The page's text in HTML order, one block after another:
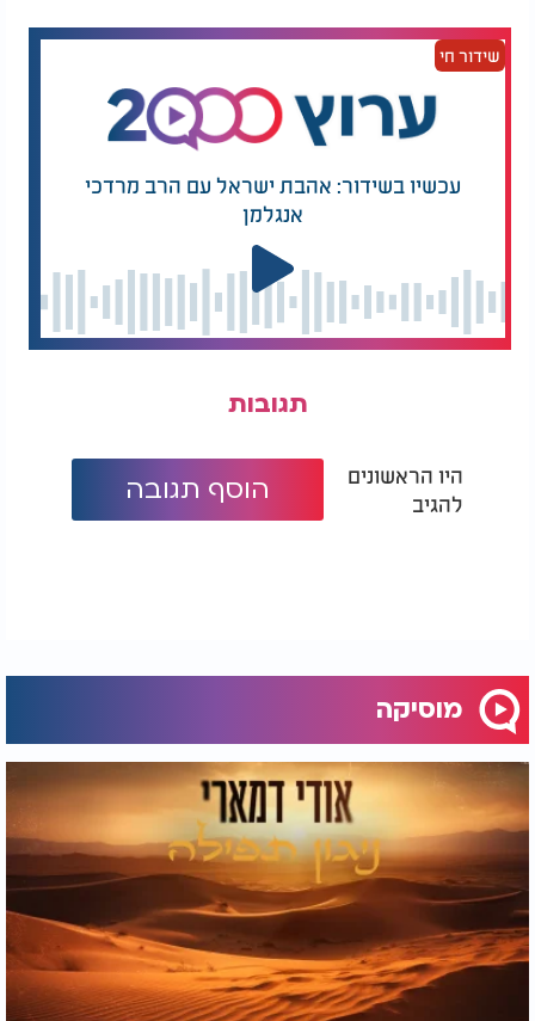
והמעבד המוזיקלי.
מילים: מסילת ישרים | לחן: אהרון רזאל | עיבוד והפקה
מוזיקלית: יהודה גלילי | קליפ: אלחנן נוסבוים
שידור חי
עכשיו בשידור: אהבת ישראל עם הרב מרדכי
אנגלמן
תגובות
היו הראשונים
להגיב
הוסף תגובה
מוסיקה